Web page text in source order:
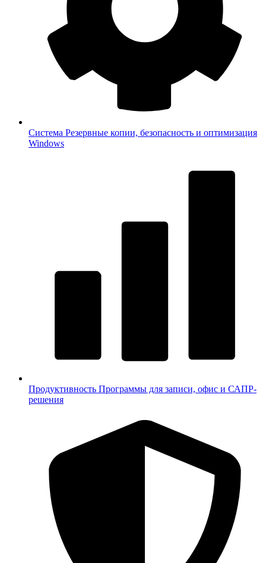
Система Резервные копии, безопасность и оптимизация
Windows
Продуктивность Программы для записи, офис и САПР-
решения